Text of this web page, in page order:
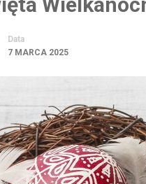
Data
7 MARCA 2025